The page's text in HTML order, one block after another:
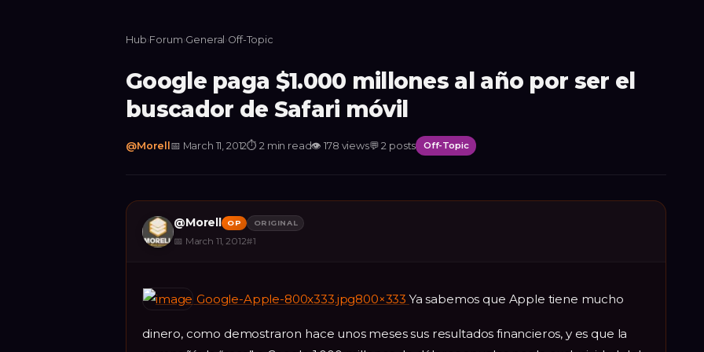
Hub›Forum›General ›Off-Topic
Google paga $1.000 millones al año por ser el
buscador de Safari móvil
@Morell 📅 March 11, 2012⏱2 min read👁178 views💬2 posts Off-Topic
@Morell OP ORIGINAL
📅 March 11, 2012#1
Google-Apple-800x333.jpg800×333Ya sabemos que Apple tiene mucho
dinero, como demostraron hace unos meses sus resultados financieros, y es que la